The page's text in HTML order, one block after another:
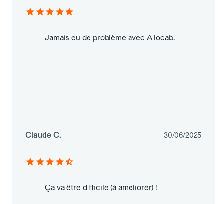
Jamais eu de problème avec Allocab.
Claude C. 30/06/2025
Ça va être difficile (à améliorer) !